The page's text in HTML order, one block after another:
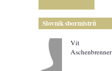
Slovník sbormistrů
Vít
Aschenbrenner